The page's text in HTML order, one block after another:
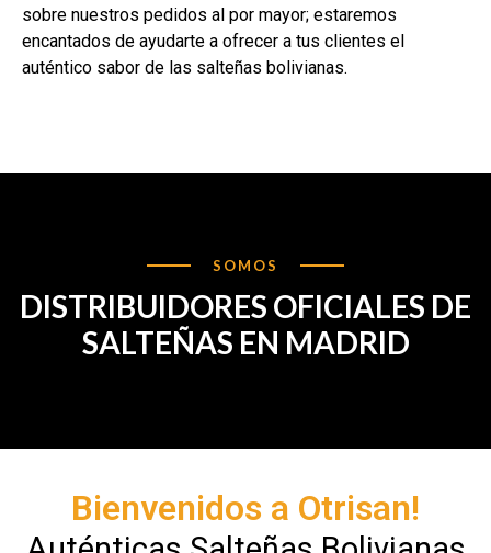
sobre nuestros pedidos al por mayor; estaremos
encantados de ayudarte a ofrecer a tus clientes el
auténtico sabor de las salteñas bolivianas.
SOMOS
DISTRIBUIDORES OFICIALES DE
SALTEÑAS EN MADRID
Bienvenidos a Otrisan!